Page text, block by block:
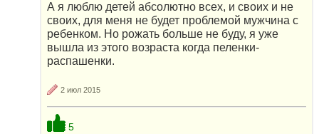
А я люблю детей абсолютно всех, и своих и не
своих, для меня не будет проблемой мужчина с
ребенком. Но рожать больше не буду, я уже
вышла из этого возраста когда пеленки-
распашенки.
2 июл 2015
5